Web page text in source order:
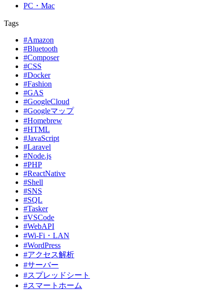
PC・Mac
Tags
#Amazon
#Bluetooth
#Composer
#CSS
#Docker
#Fashion
#GAS
#GoogleCloud
#Googleマップ
#Homebrew
#HTML
#JavaScript
#Laravel
#Node.js
#PHP
#ReactNative
#Shell
#SNS
#SQL
#Tasker
#VSCode
#WebAPI
#Wi-Fi・LAN
#WordPress
#アクセス解析
#サーバー
#スプレッドシート
#スマートホーム